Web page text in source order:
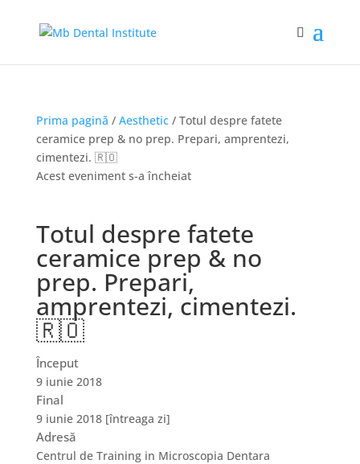
Prima pagină / Aesthetic/ Totul despre fatete
ceramice prep & no prep. Prepari, amprentezi,
cimentezi. 🇷🇴
Acest eveniment s-a încheiat
Totul despre fatete
ceramice prep & no
prep. Prepari,
amprentezi, cimentezi.
🇷🇴
Început
9 iunie 2018
Final
9 iunie 2018[întreaga zi]
Adresă
Centrul de Training in Microscopia Dentara